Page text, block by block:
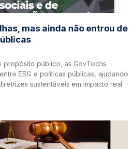
mas ainda não entrou de
propósito público, as GovTechs
ESG e políticas públicas, ajudando
sustentáveis em impacto real